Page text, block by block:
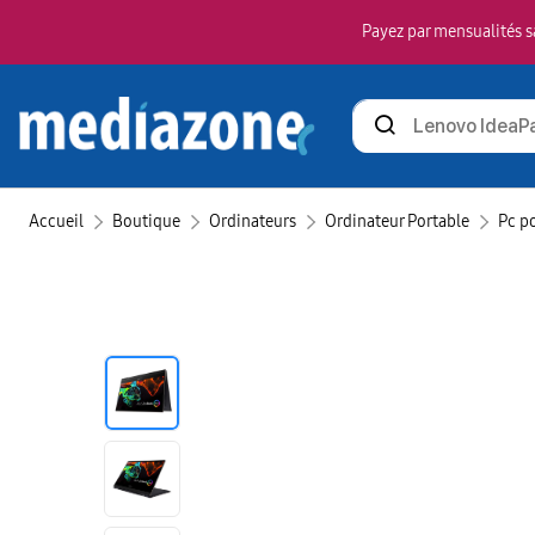
Payez par
Rechercher
des
Accueil Boutique Ordinateurs Ordinateur Portable Pc